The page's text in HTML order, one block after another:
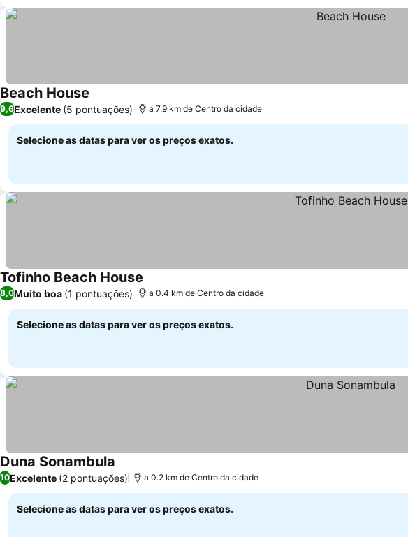
Beach House
9,6Excelente (5 pontuações) a 7.9 km de Centro da cidade
Selecione as datas para ver os preços exatos.
Tofinho Beach House
8,0Muito boa (1 pontuações) a 0.4 km de Centro da cidade
Selecione as datas para ver os preços exatos.
Duna Sonambula
10Excelente (2 pontuações) a 0.2 km de Centro da cidade
Selecione as datas para ver os preços exatos.